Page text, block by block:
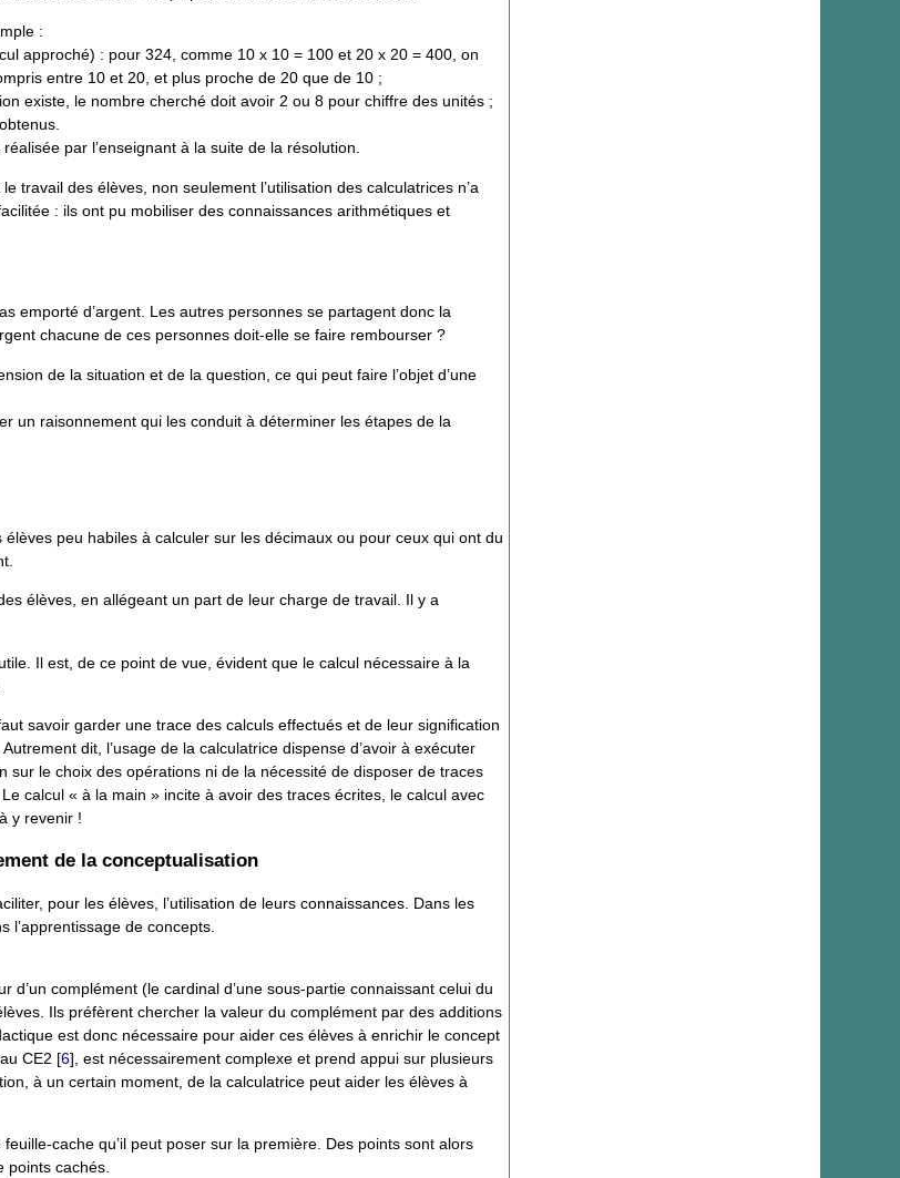
:
approché) : pour 324, comme 10 x 10 = 100 et 20 x 20 = 400, on
entre 10 et 20, et plus proche de 20 que de 10 ;
existe, le nombre cherché doit avoir 2 ou 8 pour chiffre des unités ;
par l’enseignant à la suite de la résolution.
travail des élèves, non seulement l’utilisation des calculatrices n’a
: ils ont pu mobiliser des connaissances arithmétiques et
emporté d’argent. Les autres personnes se partagent donc la
chacune de ces personnes doit-elle se faire rembourser ?
de la situation et de la question, ce qui peut faire l’objet d’une
un raisonnement qui les conduit à déterminer les étapes de la
peu habiles à calculer sur les décimaux ou pour ceux qui ont du
élèves, en allégeant un part de leur charge de travail. Il y a
Il est, de ce point de vue, évident que le calcul nécessaire à la
savoir garder une trace des calculs effectués et de leur signification
dit, l’usage de la calculatrice dispense d’avoir à exécuter
le choix des opérations ni de la nécessité de disposer de traces
calcul « à la main » incite à avoir des traces écrites, le calcul avec
y revenir !
de la conceptualisation
pour les élèves, l’utilisation de leurs connaissances. Dans les
l’apprentissage de concepts.
d’un complément (le cardinal d’une sous-partie connaissant celui du
Ils préfèrent chercher la valeur du complément par des additions
est donc nécessaire pour aider ces élèves à enrichir le concept
CE2 [6] , est nécessairement complexe et prend appui sur plusieurs
à un certain moment, de la calculatrice peut aider les élèves à
cache qu’il peut poser sur la première. Des points sont alors
points cachés.